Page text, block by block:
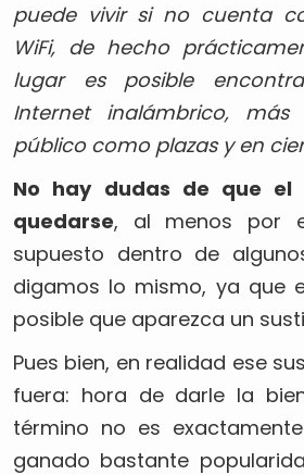
puede vivir si no cuenta
WiFi, de hecho
lugar es posible
Internet inalámbrico,
público como plazas y en
No hay dudas de que el
quedarse, al menos por
supuesto dentro de
digamos lo mismo, ya que
posible que aparezca un
Pues bien, en realidad ese
fuera: hora de darle la
término no es
ganado bastante